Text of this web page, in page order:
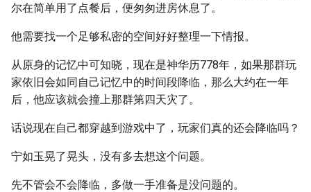
尔在简单用了点餐后，便匆匆进房休息了。
他需要找一个足够私密的空间好好整理一下情报。
从原身的记忆中可知晓，现在是神华历778年，如果那群玩
家依旧会如同自己记忆中的时间段降临，那么大约在一年
后，他应该就会撞上那群第四天灾了。
话说现在自己都穿越到游戏中了，玩家们真的还会降临吗？
宁如玉晃了晃头，没有多去想这个问题。
先不管会不会降临，多做一手准备是没问题的。